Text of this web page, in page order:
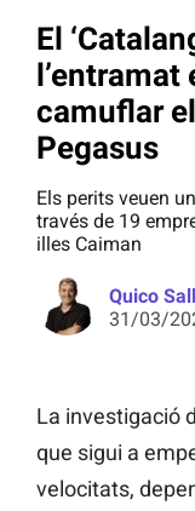
El
l’entramat
camuflar
Pegasus
Els perits veuen
través de 19
illes Caiman
Quico
31/03/
La investigació
que sigui a
velocitats,